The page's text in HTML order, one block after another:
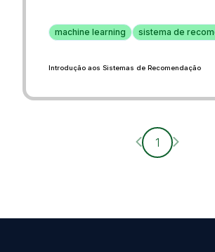
machine learning sistema de
Introdução aos Sistemas de Recomendação
Página anterior
1